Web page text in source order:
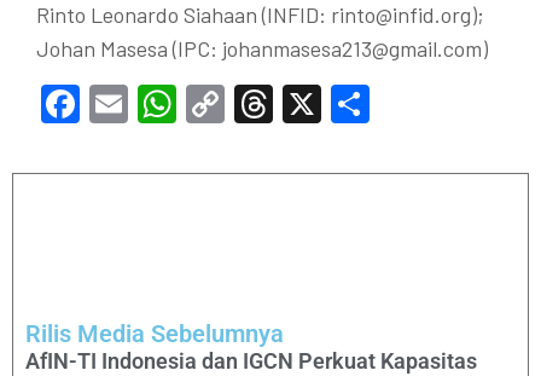
Rinto Leonardo Siahaan (INFID: rinto@infid.org);
Johan Masesa (IPC: johanmasesa213@gmail.com)
Facebook
EmailWhatsApp
CopyThreads
X
Rilis Media Sebelumnya
AfIN-TI Indonesia dan IGCN Perkuat Kapasitas